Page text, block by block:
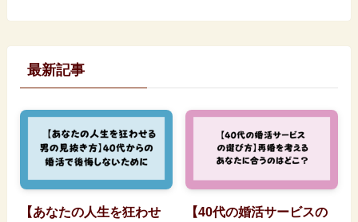
最新記事
【あなたの人生を狂わせ
【40代の婚活サービスの